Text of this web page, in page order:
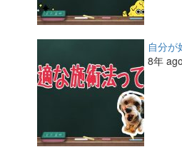
自分が
8年 ago